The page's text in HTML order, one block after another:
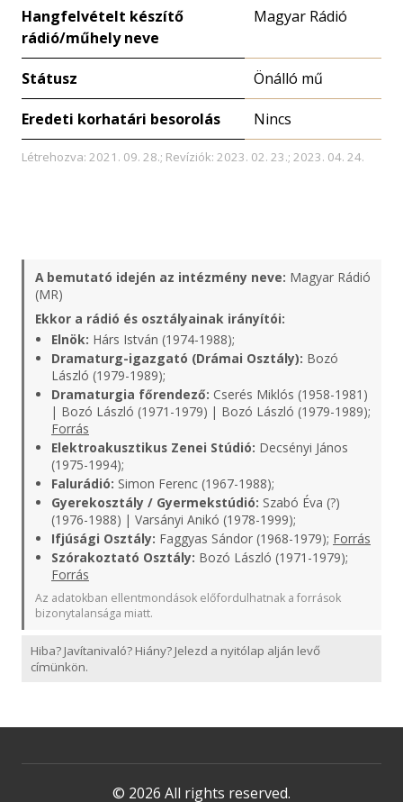
Hangfelvételt készítő
rádió/műhely neve
Magyar Rádió
Státusz Önálló mű
Eredeti korhatári besorolás Nincs
Létrehozva: 2021. 09. 28.; Revíziók: 2023. 02. 23.; 2023. 04. 24.
A bemutató idején az intézmény neve: Magyar Rádió
(MR)
Ekkor a rádió és osztályainak irányítói:
Elnök: Hárs István (1974-1988);
Dramaturg-igazgató (Drámai Osztály): Bozó
László (1979-1989);
Dramaturgia főrendező: Cserés Miklós (1958-1981)
| Bozó László (1971-1979) | Bozó László (1979-1989);
Forrás
Elektroakusztikus Zenei Stúdió: Decsényi János
(1975-1994);
Falurádió: Simon Ferenc (1967-1988);
Gyerekosztály / Gyermekstúdió: Szabó Éva (?)
(1976-1988) | Varsányi Anikó (1978-1999);
Ifjúsági Osztály: Faggyas Sándor (1968-1979); Forrás
Szórakoztató Osztály: Bozó László (1971-1979);
Forrás
Az adatokban ellentmondások előfordulhatnak a források
bizonytalansága miatt.
Hiba? Javítanivaló? Hiány? Jelezd a nyitólap alján levő
címünkön.
© 2026 All rights reserved.